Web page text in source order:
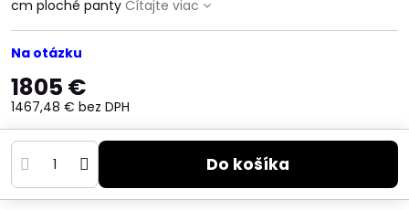
cm ploché panty Čítajte viac
Na otázku
1805 €
1467,48 € bez DPH
Do košíka